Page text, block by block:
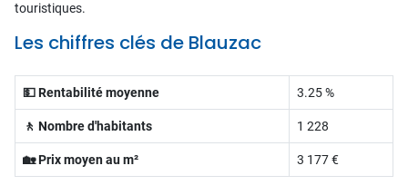
touristiques.
Les chiffres clés de Blauzac
💵 Rentabilité moyenne 3.25 %
🚶 Nombre d'habitants 1 228
🏡 Prix moyen au m² 3 177 €